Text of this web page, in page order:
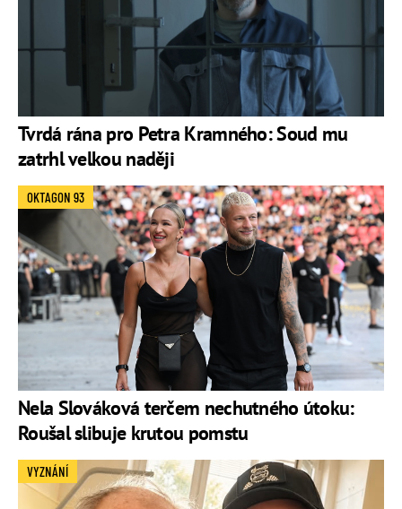
Tvrdá rána pro Petra Kramného: Soud mu
zatrhl velkou naději
Nela Slováková terčem nechutného útoku:
Roušal slibuje krutou pomstu
OKTAGON 93
VYZNÁNÍ